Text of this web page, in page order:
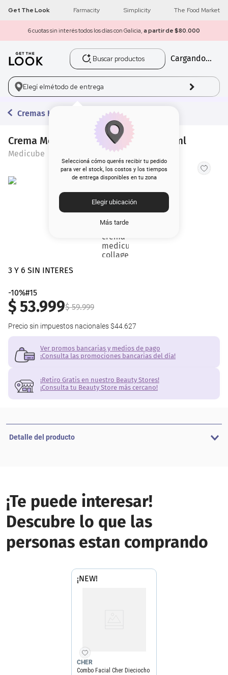
Get The Look Farmacity Simplicity The Food Market
6 cuotas sin interés todos los días con Galicia, a partir de $80.000
Buscar productos
Cargando...
Elegí elmétodo de entrega
Seleccioná cómo querés recibir tu pedido
para ver el stock, los costos y los tiempos
de entrega disponibles en tu zona
Elegir ubicación
Más tarde
Cremas Hidratantes
Crema Medicube Collagen Jelly x 50 ml
Medicube
3 Y 6 SIN INTERES
-10%#15
$53.999$ 59.999
Precio sin impuestos nacionales $44.627
Ver promos bancarias y medios de pago
¡Consulta las promociones bancarias del día!
¡Retiro Gratis en nuestro Beauty Stores!
¡Consulta tu Beauty Store más cercano!
Detalle del producto
¡Te puede interesar!
Descubre lo que las
personas estan comprando
¡NEW!
CHER
Combo Facial Cher Dieciocho
1 get the look
2 máscara pestañas
3.
5. corrector
6.